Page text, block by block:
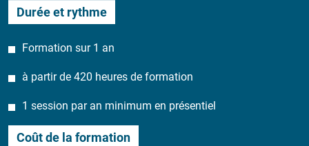
Durée et rythme
Formation sur 1 an
à partir de 420 heures de formation
1 session par an minimum en présentiel
Coût de la formation